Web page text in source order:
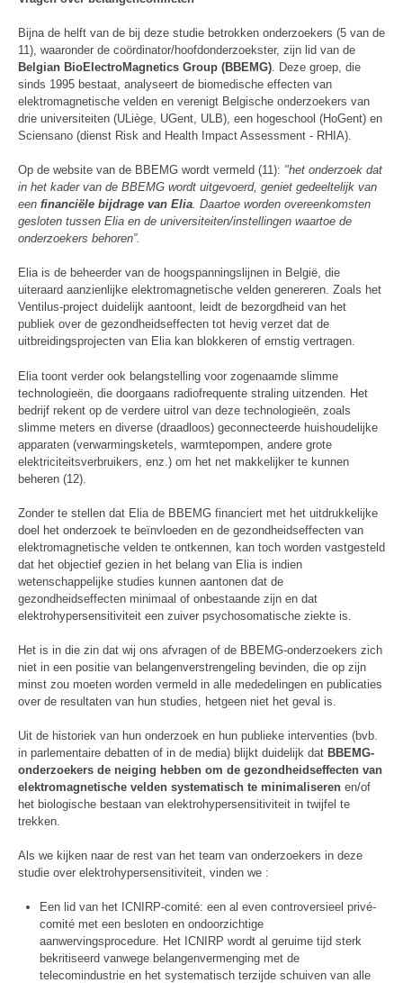
Bijna de helft van de bij deze studie betrokken onderzoekers (5 van de
11), waaronder de coördinator/hoofdonderzoekster, zijn lid van de
Belgian BioElectroMagnetics Group (BBEMG) . Deze groep, die
sinds 1995 bestaat, analyseert de biomedische effecten van
elektromagnetische velden en verenigt Belgische onderzoekers van
drie universiteiten (ULiège, UGent, ULB), een hogeschool (HoGent) en
Sciensano (dienst Risk and Health Impact Assessment - RHIA).
Op de website van de BBEMG wordt vermeld (11): "het onderzoek dat
in het kader van de BBEMG wordt uitgevoerd, geniet gedeeltelijk van
een financiële bijdrage van Elia. Daartoe worden overeenkomsten
gesloten tussen Elia en de universiteiten/instellingen waartoe de
onderzoekers behoren”.
Elia is de beheerder van de hoogspanningslijnen in België, die
uiteraard aanzienlijke elektromagnetische velden genereren. Zoals het
Ventilus-project duidelijk aantoont, leidt de bezorgdheid van het
publiek over de gezondheidseffecten tot hevig verzet dat de
uitbreidingsprojecten van Elia kan blokkeren of ernstig vertragen.
Elia toont verder ook belangstelling voor zogenaamde slimme
technologieën, die doorgaans radiofrequente straling uitzenden. Het
bedrijf rekent op de verdere uitrol van deze technologieën, zoals
slimme meters en diverse (draadloos) geconnecteerde huishoudelijke
apparaten (verwarmingsketels, warmtepompen, andere grote
elektriciteitsverbruikers, enz.) om het net makkelijker te kunnen
beheren (12).
Zonder te stellen dat Elia de BBEMG financiert met het uitdrukkelijke
doel het onderzoek te beïnvloeden en de gezondheidseffecten van
elektromagnetische velden te ontkennen, kan toch worden vastgesteld
dat het objectief gezien in het belang van Elia is indien
wetenschappelijke studies kunnen aantonen dat de
gezondheidseffecten minimaal of onbestaande zijn en dat
elektrohypersensitiviteit een zuiver psychosomatische ziekte is.
Het is in die zin dat wij ons afvragen of de BBEMG-onderzoekers zich
niet in een positie van belangenverstrengeling bevinden, die op zijn
minst zou moeten worden vermeld in alle mededelingen en publicaties
over de resultaten van hun studies, hetgeen niet het geval is.
Uit de historiek van hun onderzoek en hun publieke interventies (bvb.
in parlementaire debatten of in de media) blijkt duidelijk dat BBEMG-
onderzoekers de neiging hebben om de gezondheidseffecten van
elektromagnetische velden systematisch te minimaliseren en/of
het biologische bestaan van elektrohypersensitiviteit in twijfel te
trekken.
Als we kijken naar de rest van het team van onderzoekers in deze
studie over elektrohypersensitiviteit, vinden we :
Een lid van het ICNIRP-comité: een al even controversieel privé-
comité met een besloten en ondoorzichtige
aanwervingsprocedure. Het ICNIRP wordt al geruime tijd sterk
bekritiseerd vanwege belangenvermenging met de
telecomindustrie en het systematisch terzijde schuiven van alle